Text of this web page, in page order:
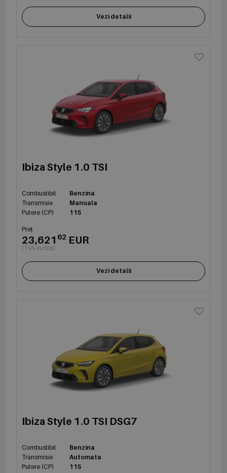
Vezi detalii
Ibiza Style 1.0 TSI
Combustibil
Benzina
Transmisie
Manuala
Putere (CP)
115
Preț
23,621 62 EUR
(TVA inclus)
Vezi detalii
Ibiza Style 1.0 TSI DSG7
Combustibil
Benzina
Transmisie
Automata
Putere (CP)
115